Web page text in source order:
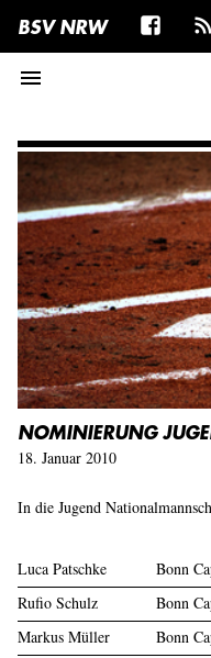
BSV NRW
menu
NOMINIERUNG
18. Januar 2010
In die Jugend
Luca Patschke
Bonn
Rufio Schulz
Bonn
Markus Müller
Bonn